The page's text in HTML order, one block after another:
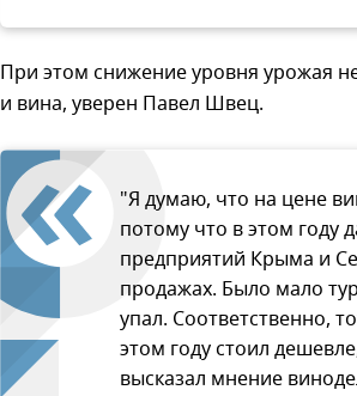
При этом снижение уровня урожая
и вина, уверен Павел Швец.
"Я думаю, что на цене
потому что в этом году
предприятий Крыма и
продажах. Было мало
упал. Соответственно,
этом году стоил
высказал мнение